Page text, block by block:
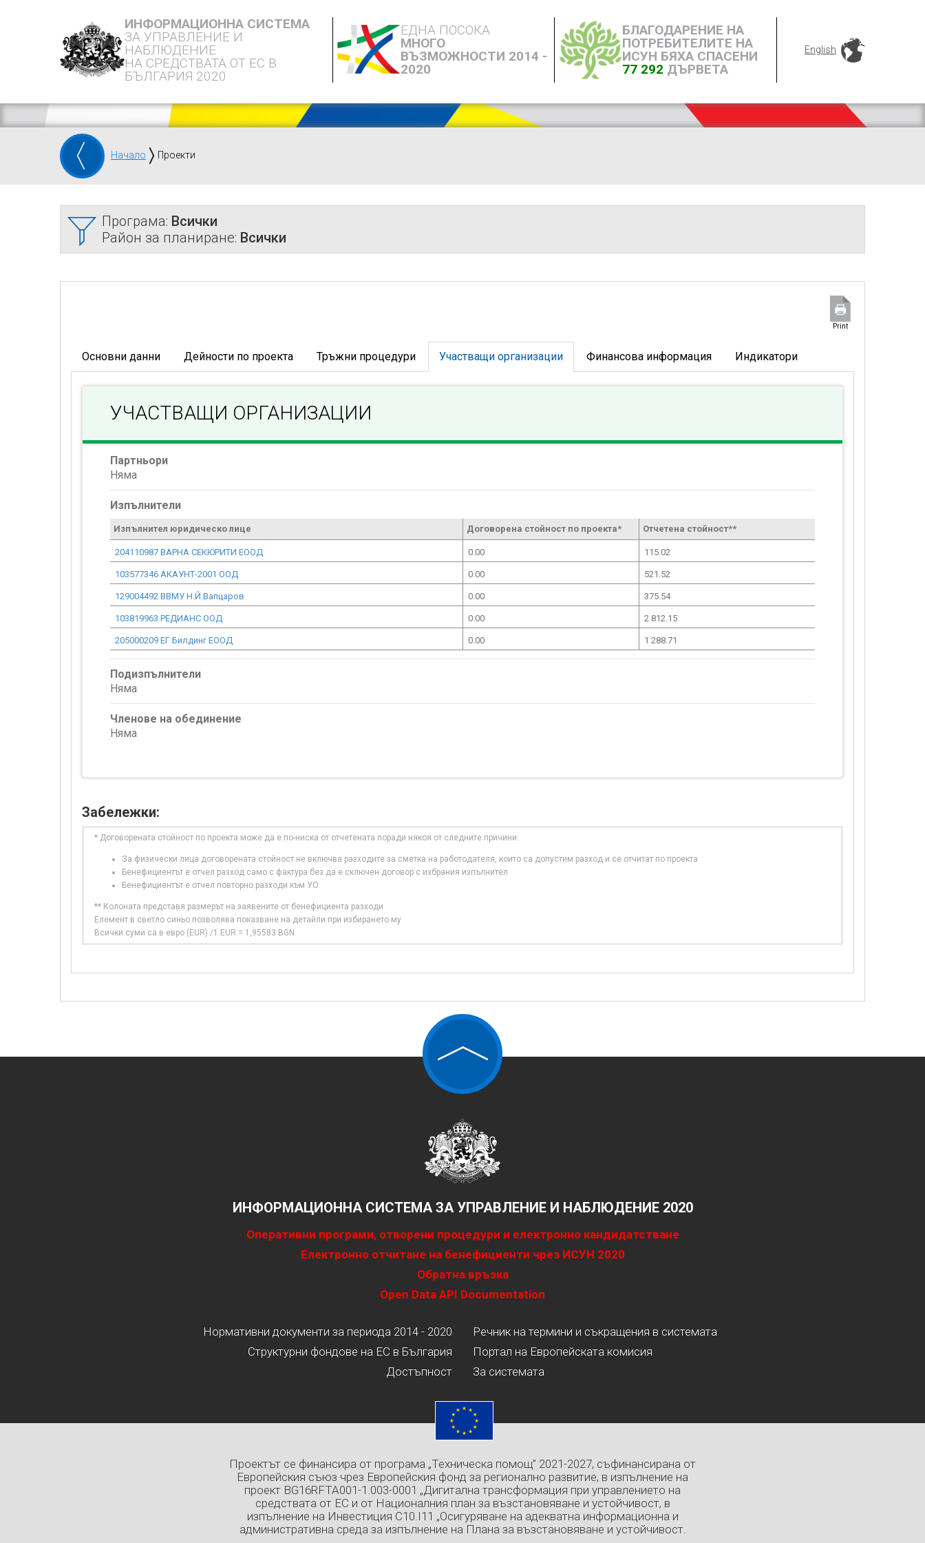
ИНФОРМАЦИОННА СИСТЕМА
ЗА УПРАВЛЕНИЕ И
НАБЛЮДЕНИЕ
НА СРЕДСТВАТА ОТ ЕС В
БЪЛГАРИЯ 2020
ЕДНА ПОСОКА
МНОГО
ВЪЗМОЖНОСТИ 2014 -
2020
БЛАГОДАРЕНИЕ НА
ПОТРЕБИТЕЛИТЕ НА
ИСУН БЯХА СПАСЕНИ
77 292 ДЪРВЕТА
English
Начало Проекти
Програма: Всички
Район за планиране: Всички
Print
Основни данни Дейности по проекта Тръжни процедури Участващи организации Финансова информация Индикатори
УЧАСТВАЩИ ОРГАНИЗАЦИИ
Партньори
Няма
Изпълнители
Изпълнител юридическо лице Договорена стойност по проекта* Отчетена стойност**
204110987 ВАРНА СЕКЮРИТИ ЕООД 0.00 115.02
103577346 АКАУНТ-2001 ООД 0.00 521.52
129004492 ВВМУ Н.Й.Вапцаров 0.00 375.54
103819963 РЕДИАНС ООД 0.00 2 812.15
205000209 ЕГ Билдинг ЕООД 0.00 1 288.71
Подизпълнители
Няма
Членове на обединение
Няма
Забележки:
* Договорената стойност по проекта може да е по-ниска от отчетената поради някоя от следните причини:
За физически лица договорената стойност не включва разходите за сметка на работодателя, които са допустим разход и се отчитат по проекта
Бенефициентът е отчел разход само с фактура без да е сключен договор с избрания изпълнител
Бенефициентът е отчел повторно разходи към УО
** Колоната представя размерът на заявените от бенефициента разходи
Елемент в светло синьо позволява показване на детайли при избирането му
Всички суми са в евро (EUR) /1 EUR = 1,95583 BGN
ИНФОРМАЦИОННА СИСТЕМА ЗА УПРАВЛЕНИЕ И НАБЛЮДЕНИЕ 2020
Оперативни програми, отворени процедури и електронно кандидатстване
Електронно отчитане на бенефициенти чрез ИСУН 2020
Обратна връзка
Open Data API Documentation
Нормативни документи за периода 2014 - 2020
Структурни фондове на ЕС в България
Достъпност
Речник на термини и съкращения в системата
Портал на Европейската комисия
За системата
Проектът се финансира от програма „Техническа помощ” 2021-2027, съфинансирана от
Европейския съюз чрез Европейския фонд за регионално развитие, в изпълнение на
проект BG16RFTA001-1.003-0001 „Дигитална трансформация при управлението на
средствата от ЕС и от Националния план за възстановяване и устойчивост, в
изпълнение на Инвестиция C10.I11 „Осигуряване на адекватна информационна и
административна среда за изпълнение на Плана за възстановяване и устойчивост.